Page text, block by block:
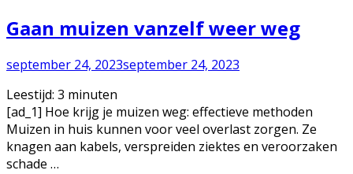
Gaan muizen vanzelf weer weg
september 24, 2023september 24, 2023
Leestijd: 3 minuten
[ad_1] Hoe krijg je muizen weg: effectieve methoden
Muizen in huis kunnen voor veel overlast zorgen. Ze
knagen aan kabels, verspreiden ziektes en veroorzaken
schade …